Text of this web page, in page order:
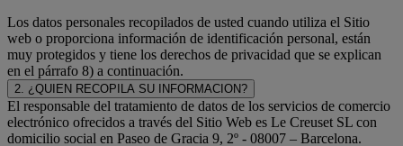
Los datos personales recopilados de usted cuando utiliza el Sitio
web o proporciona información de identificación personal, están
muy protegidos y tiene los derechos de privacidad que se explican
en el párrafo 8) a continuación.
2. ¿QUIEN RECOPILA SU INFORMACION?
El responsable del tratamiento de datos de los servicios de comercio
electrónico ofrecidos a través del Sitio Web es Le Creuset SL con
domicilio social en Paseo de Gracia 9, 2º - 08007 – Barcelona.